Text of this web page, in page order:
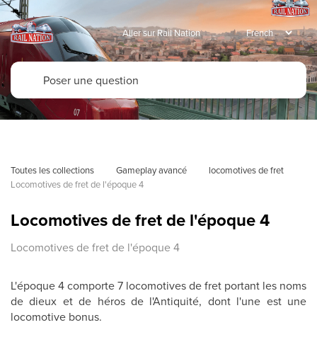
Aller sur Rail Nation
Toutes les collections Gameplay avancé
locomotives de fret
Locomotives de fret de l'époque 4
Locomotives de fret de l'époque 4
Locomotives de fret de l'époque 4
L'époque 4 comporte 7 locomotives de fret portant les noms
de dieux et de héros de l'Antiquité, dont l'une est une
locomotive bonus.